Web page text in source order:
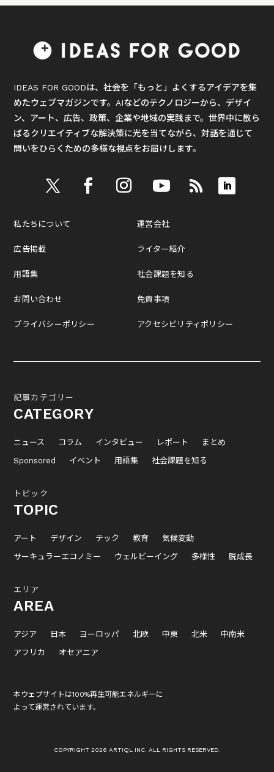
IDEAS FOR GOODは、社会を「もっと」よくするアイデアを集
めたウェブマガジンです。AIなどのテクノロジーから、デザイ
ン、アート、広告、政策、企業や地域の実践まで。世界中に散ら
ばるクリエイティブな解決策に光を当てながら、対話を通じて
問いをひらくための多様な視点をお届けします。
私たちについて
広告掲載
用語集
お問い合わせ
プライバシーポリシー
運営会社
ライター紹介
社会課題を知る
免責事項
アクセシビリティポリシー
記事カテゴリー
CATEGORY
ニュース コラム インタビュー レポート
まとめ
Sponsored
イベント 用語集 社会課題を知る
トピック
TOPIC
アート デザイン テック 教育
気候変動
サーキュラーエコノミー
ウェルビーイング 多様性 脱成長
エリア
AREA
アジア 日本 ヨーロッパ 北欧 中東 北米
中南米
アフリカ
オセアニア
本ウェブサイトは100%再生可能エネルギーに
よって運営されています。
COPYRIGHT 2026 ARTIQL INC. ALL RIGHTS RESERVED.